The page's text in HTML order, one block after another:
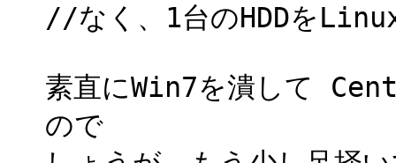
//なく、1台のHDDを
素直にWin7を潰して
ので